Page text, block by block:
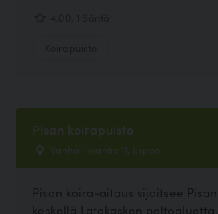
Pisan koirapuisto
Vanha Pisantie 11, Espoo
Pisan koira-aitaus sijaitsee
keskellä Latokasken